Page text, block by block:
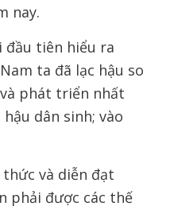
nay.
đầu tiên hiểu ra
ta đã lạc hậu so
phát triển nhất
dân sinh; vào
và diễn đạt
phải được các thế